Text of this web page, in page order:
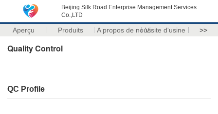
Beijing Silk Road Enterprise Management Services
Co.,LTD
Aperçu Produits A propos de nousVisite d'usine >>
Quality Control
QC Profile